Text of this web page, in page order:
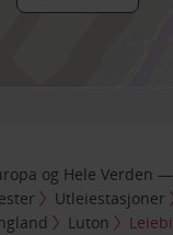
og Hele Verden
Utleiestasjoner
Luton